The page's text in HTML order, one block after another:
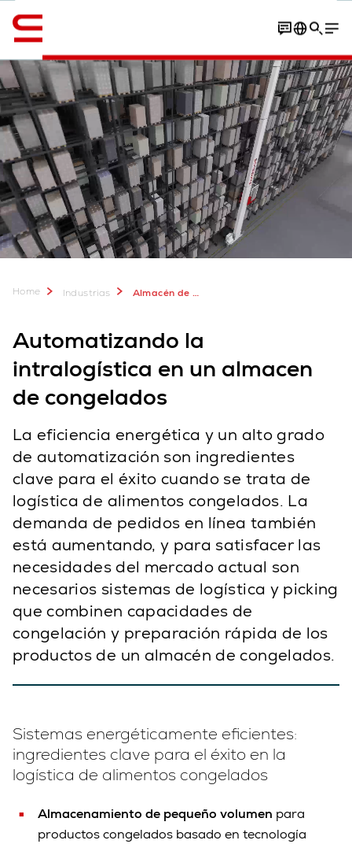
Solicita el vídeo
Contacto
Inglés / English
Home Industrias Almacén de Congelados
Automatizando la
intralogística en un almacen
de congelados
La eficiencia energética y un alto grado
de automatización son ingredientes
clave para el éxito cuando se trata de
logística de alimentos congelados. La
demanda de pedidos en línea también
está aumentando, y para satisfacer las
necesidades del mercado actual son
necesarios sistemas de logística y picking
que combinen capacidades de
congelación y preparación rápida de los
productos de un almacén de congelados.
Sistemas energéticamente eficientes:
ingredientes clave para el éxito en la
logística de alimentos congelados
Almacenamiento de pequeño volumen para
productos congelados basado en tecnología